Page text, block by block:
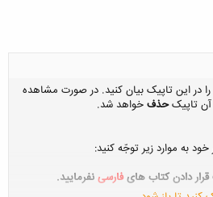
در این تاپیک بیان کنید. در صورت مشاهده
آن تاپیکحذفخواهد شد.
به موارد زیر توجّه کنید:
دادن کتاب هایفارسینفرمایید.